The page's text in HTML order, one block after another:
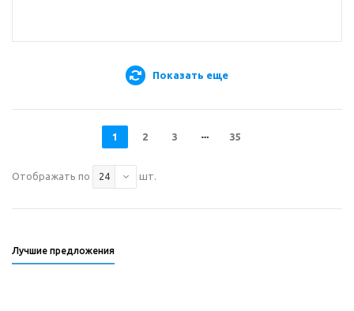
Показать еще
1 2 3 35
Отображать по 24 шт.
Лучшие предложения